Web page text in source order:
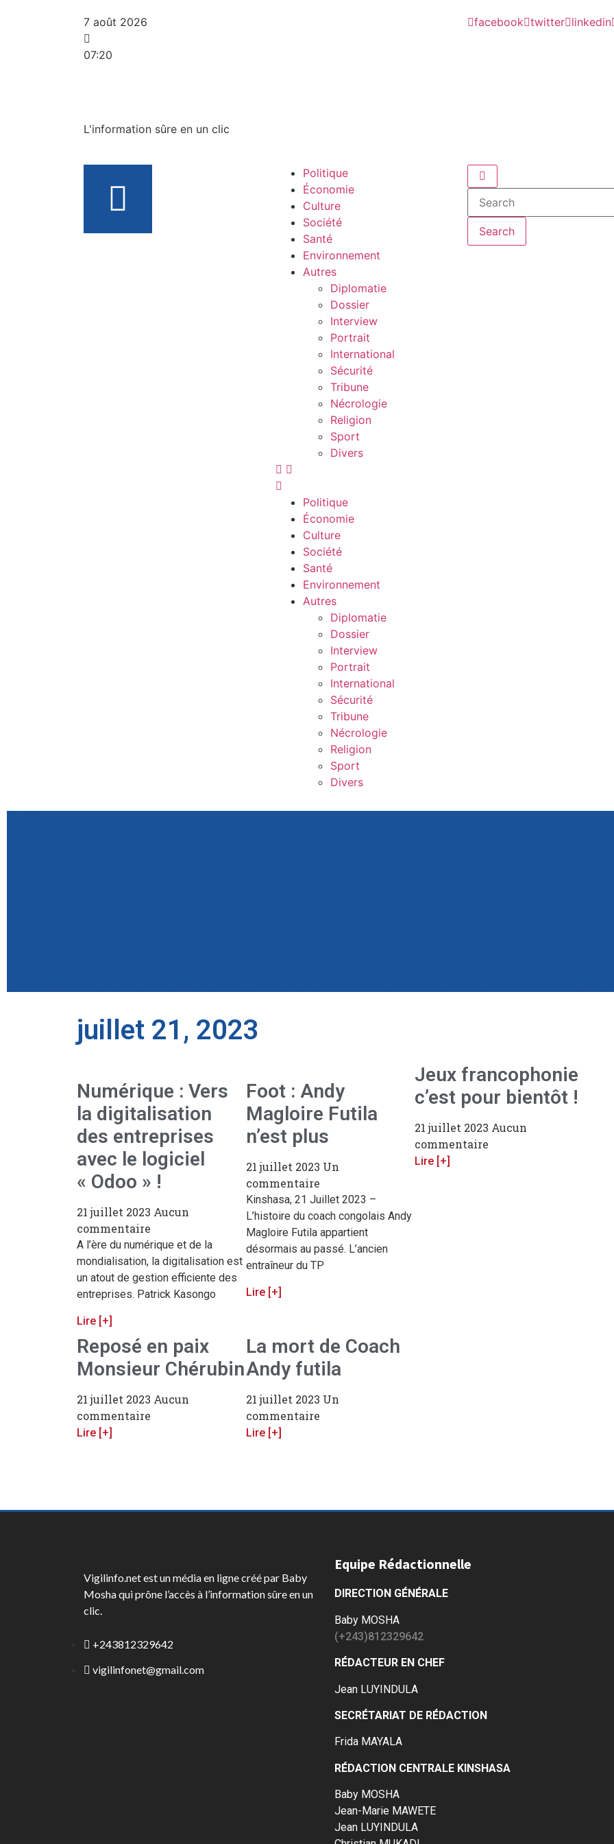
7 août 2026
07:20
facebook twitter linkedin
L'information sûre en un clic
Politique
Économie
Culture
Société
Santé
Environnement
Autres
Diplomatie
Dossier
Interview
Portrait
International
Sécurité
Tribune
Nécrologie
Religion
Sport
Divers
Politique
Économie
Culture
Société
Santé
Environnement
Autres
Diplomatie
Dossier
Interview
Portrait
International
Sécurité
Tribune
Nécrologie
Religion
Sport
Divers
Search
juillet 21, 2023
Numérique : Vers
la digitalisation
des entreprises
avec le logiciel
« Odoo » !
21 juillet 2023 Aucun
commentaire
A l’ère du numérique et de la
mondialisation, la digitalisation est
un atout de gestion efficiente des
entreprises. Patrick Kasongo
Lire [+]
Foot : Andy
Magloire Futila
n’est plus
21 juillet 2023 Un
commentaire
Kinshasa, 21 Juillet 2023 –
L’histoire du coach congolais Andy
Magloire Futila appartient
désormais au passé. L’ancien
entraîneur du TP
Lire [+]
Jeux francophonie
c’est pour bientôt !
21 juillet 2023 Aucun
commentaire
Lire [+]
Reposé en paix
Monsieur Chérubin
21 juillet 2023 Aucun
commentaire
Lire [+]
La mort de Coach
Andy futila
21 juillet 2023 Un
commentaire
Lire [+]
Vigilinfo.net est un média en ligne créé par Baby
Mosha qui prône l’accès à l’information sûre en un
clic.
+243812329642
vigilinfonet@gmail.com
Equipe Rédactionnelle
DIRECTION GÉNÉRALE
Baby MOSHA
(+243)812329642
RÉDACTEUR EN CHEF
Jean LUYINDULA
SECRÉTARIAT DE RÉDACTION
Frida MAYALA
RÉDACTION CENTRALE KINSHASA
Baby MOSHA
Jean-Marie MAWETE
Jean LUYINDULA